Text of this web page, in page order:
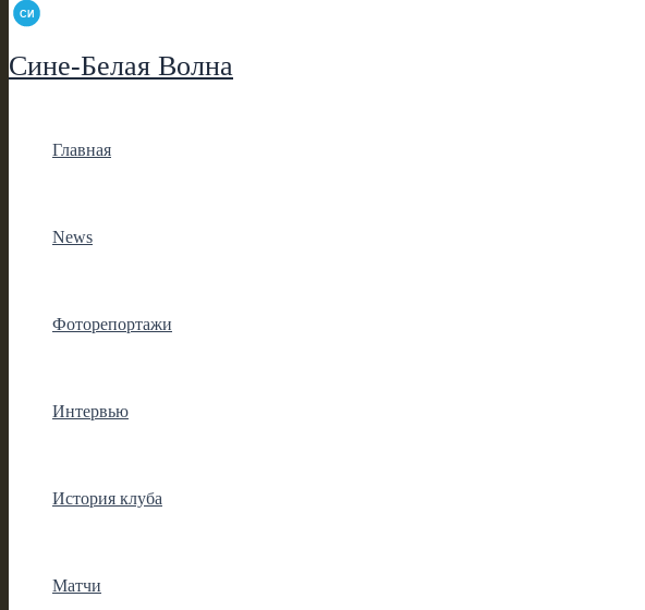
Сине-Белая Волна
Главная
News
Фоторепортажи
Интервью
История клуба
Матчи